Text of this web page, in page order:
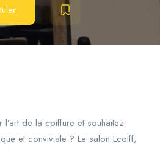
de la coiffure et souhaitez
et conviviale ? Le salon Lcoiff,